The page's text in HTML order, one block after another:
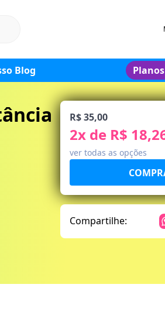
Blog
R$ 35,00
2x de R$
ver todas as opções
Compartilhe: